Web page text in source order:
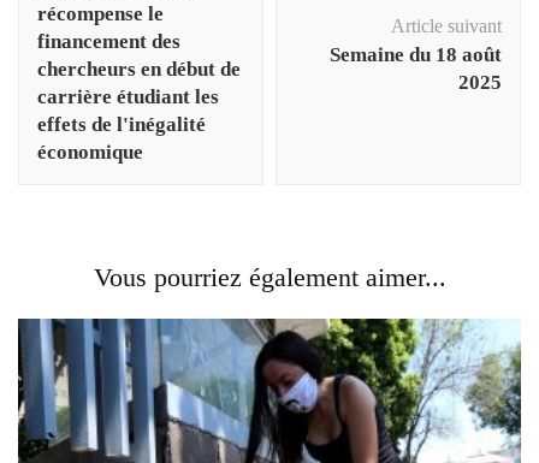
récompense le
financement des
chercheurs en début de
carrière étudiant les
effets de l'inégalité
économique
Article suivant
Semaine du 18 août
2025
Vous pourriez également aimer...